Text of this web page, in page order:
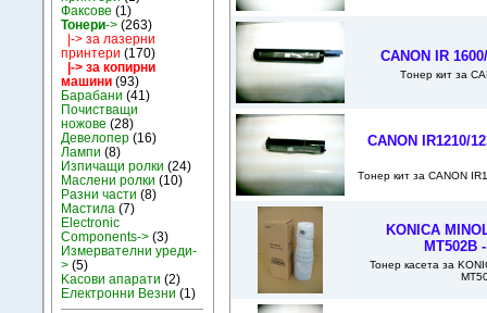
Факсове (1)
Тонери-> (263)
|-> за лазерни
принтери (170)
|-> за копирни
машини (93)
Барабани (41)
Почистващи
ножове (28)
Девелопер (16)
Лампи (8)
Изпичащи ролки (24)
Маслени ролки (10)
Разни части (8)
Мастила (7)
Electronic
Components-> (3)
Измервателни уреди-
> (5)
Kасови апарати (2)
Електронни Везни (1)
CANON IR
Tонер кит за
CANON IR1210/
Tонер кит за CANON
KONICA
MT502B
Тонер касета за